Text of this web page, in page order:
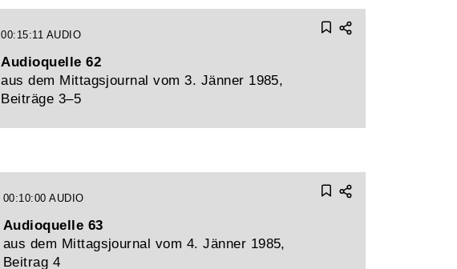
00:15:11 AUDIO
Audioquelle 62
aus dem Mittagsjournal vom 3. Jänner 1985,
Beiträge 3–5
00:10:00AUDIO
Audioquelle 63
aus dem Mittagsjournal vom 4. Jänner 1985,
Beitrag 4